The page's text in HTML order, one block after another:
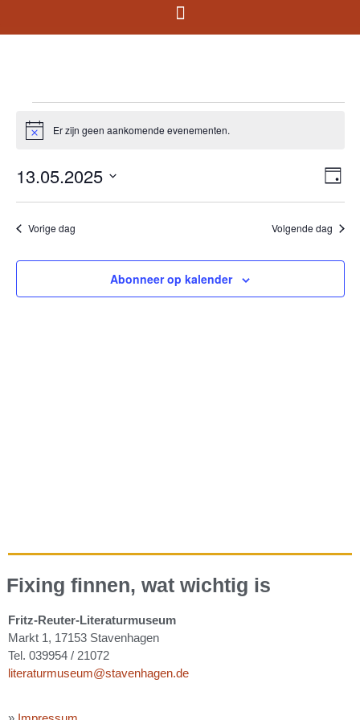
BerichtEr zijn geen aankomende evenementen.
Dag
13.05.2025
een
Vorige dag Volgende dag
Abonneer op kalender
Fixing finnen, wat wichtig is
Fritz-Reuter-Literaturmuseum
Markt 1, 17153 Stavenhagen
Tel. 039954 / 21072
literaturmuseum@stavenhagen.de